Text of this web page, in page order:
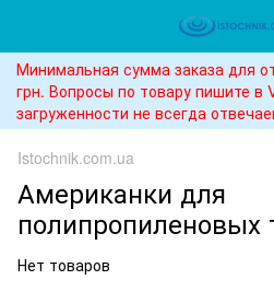
Минимальная сумма заказа для
грн. Вопросы по товару пишите в
загруженности не всегда
Istochnik.com.ua
Американки для
полипропиленовых
Нет товаров